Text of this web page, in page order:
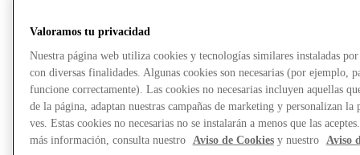
Valoramos tu privacidad
Nuestra página web utiliza cookies y tecnologías similares instaladas
con diversas finalidades. Algunas cookies son necesarias (por ejemplo,
funcione correctamente). Las cookies no necesarias incluyen aquellas
de la página, adaptan nuestras campañas de marketing y personalizan la
ves. Estas cookies no necesarias no se instalarán a menos que las
más información, consulta nuestro Aviso de Cookiesy nuestro Aviso